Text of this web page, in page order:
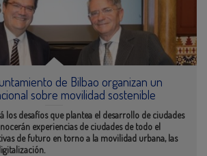
de Bilbao organizan un
sobre movilidad sostenible
los desafíos que plantea el desarrollo de ciudades
experiencias de ciudades de todo el
de futuro en torno a la movilidad urbana, las